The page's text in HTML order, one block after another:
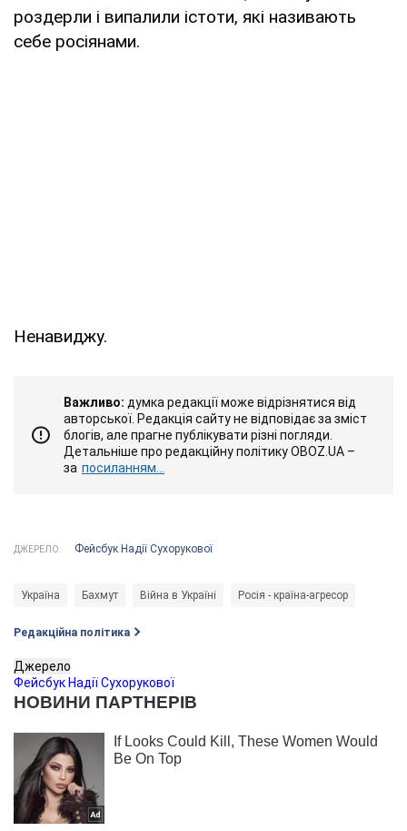
роздерли і випалили істоти, які називають
себе росіянами.
Ненавиджу.
Важливо: думка редакції може відрізнятися від
авторської. Редакція сайту не відповідає за зміст
блогів, але прагне публікувати різні погляди.
Детальніше про редакційну політику OBOZ.UA –
за посиланням...
ДЖЕРЕЛО: Фейсбук Надії Сухорукової
Україна Бахмут Війна в Україні Росія - країна-агресор
Редакційна політика
Джерело
Фейсбук Надії Сухорукової